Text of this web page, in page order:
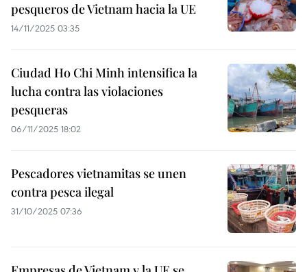
pesqueros de Vietnam hacia la UE
14/11/2025 03:35
Ciudad Ho Chi Minh intensifica la
lucha contra las violaciones
pesqueras
06/11/2025 18:02
Pescadores vietnamitas se unen
contra pesca ilegal
31/10/2025 07:36